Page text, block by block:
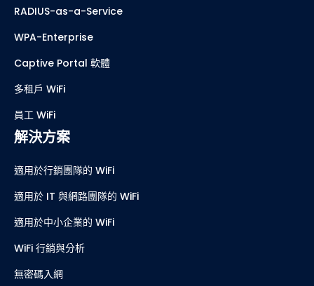
RADIUS-as-a-Service
WPA-Enterprise
Captive Portal 軟體
多租戶 WiFi
員工 WiFi
解決方案
適用於行銷團隊的 WiFi
適用於 IT 與網路團隊的 WiFi
適用於中小企業的 WiFi
WiFi 行銷與分析
無密碼入網